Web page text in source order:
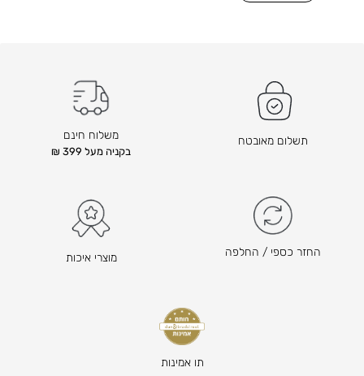
תשלום מאובטח משלוח חינם
בקניה מעל 399 ₪
החזר כספי / החלפה מוצרי איכות
תו אמינות